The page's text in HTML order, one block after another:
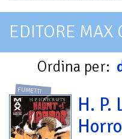
EDITORE MAX
Ordina per:
FUMETTI
H. P.